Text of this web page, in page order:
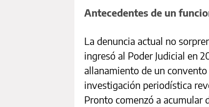
Antecedentes de un
La denuncia actual no
ingresó al Poder Judicial en
allanamiento de un
investigación periodística
Pronto comenzó a acumular